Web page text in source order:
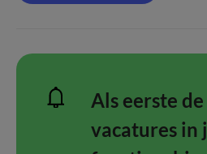
Als eerste
vacatures in